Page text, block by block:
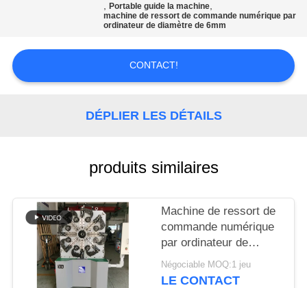
CITATION
PRIVACY
POLICY
,Portable guide la machine,
machine de ressort de commande numérique par
ordinateur de diamètre de 6mm
CONTACT!
DÉPLIER LES DÉTAILS
produits similaires
Machine de ressort de
commande numérique
par ordinateur de
Controlller de 3 axes
guide la machine de
Négociable MOQ:1 jeu
LE CONTACT